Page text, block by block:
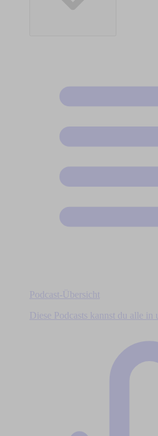
Podcast-Übersicht
Diese Podcasts kannst du alle in